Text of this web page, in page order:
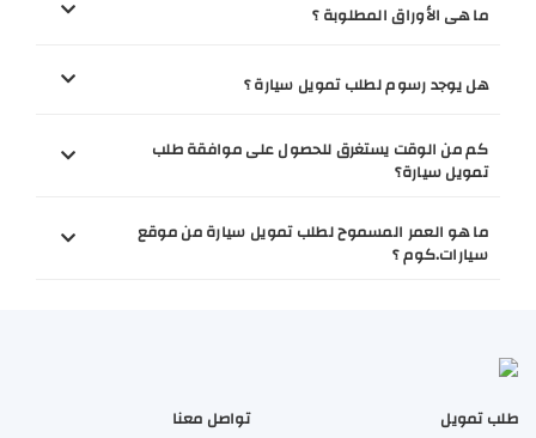
ما هى الأوراق المطلوبة ؟
هل يوجد رسوم لطلب تمويل سيارة ؟
كم من الوقت يستغرق للحصول على موافقة طلب
تمويل سيارة؟
ما هو العمر المسموح لطلب تمويل سيارة من موقع
سيارات.كوم ؟
طلب تمويل تواصل معنا